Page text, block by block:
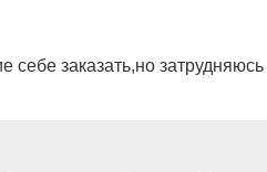
себе заказать,но